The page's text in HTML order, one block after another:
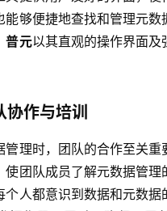
能够便捷地查找和管理元数
普元以其直观的操作界面及
协作与培训
管理时，团队的合作至关重
使团队成员了解元数据管理
个人都意识到数据和元数据